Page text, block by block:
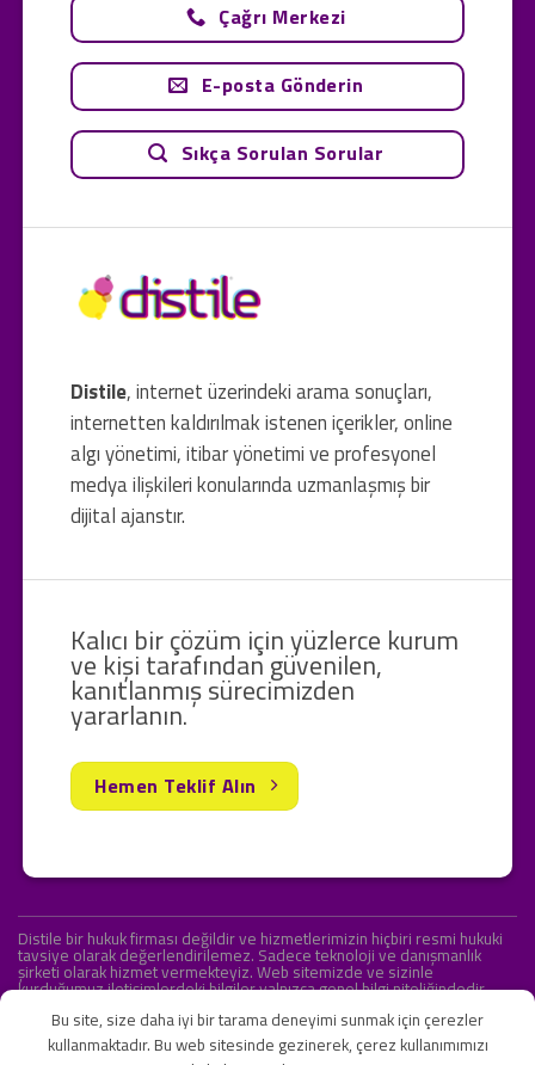
Distile, internet üzerindeki arama sonuçları,
internetten kaldırılmak istenen içerikler, online
algı yönetimi, itibar yönetimi ve profesyonel
medya ilişkileri konularında uzmanlaşmış bir
dijital ajanstır.
Çağrı Merkezi
E-posta Gönderin
Sıkça Sorulan Sorular
Kalıcı bir çözüm için yüzlerce kurum
ve kişi tarafından güvenilen,
kanıtlanmış sürecimizden
yararlanın.
Hemen Teklif Alın
Distile bir hukuk firması değildir ve hizmetlerimizin hiçbiri resmi hukuki
tavsiye olarak değerlendirilemez. Sadece teknoloji ve danışmanlık
şirketi olarak hizmet vermekteyiz. Web sitemizde ve sizinle
kurduğumuz iletişimlerdeki bilgiler yalnızca genel bilgi niteliğindedir.
Bu site, size daha iyi bir tarama deneyimi sunmak için çerezler
kullanmaktadır. Bu web sitesinde gezinerek, çerez kullanımımızı